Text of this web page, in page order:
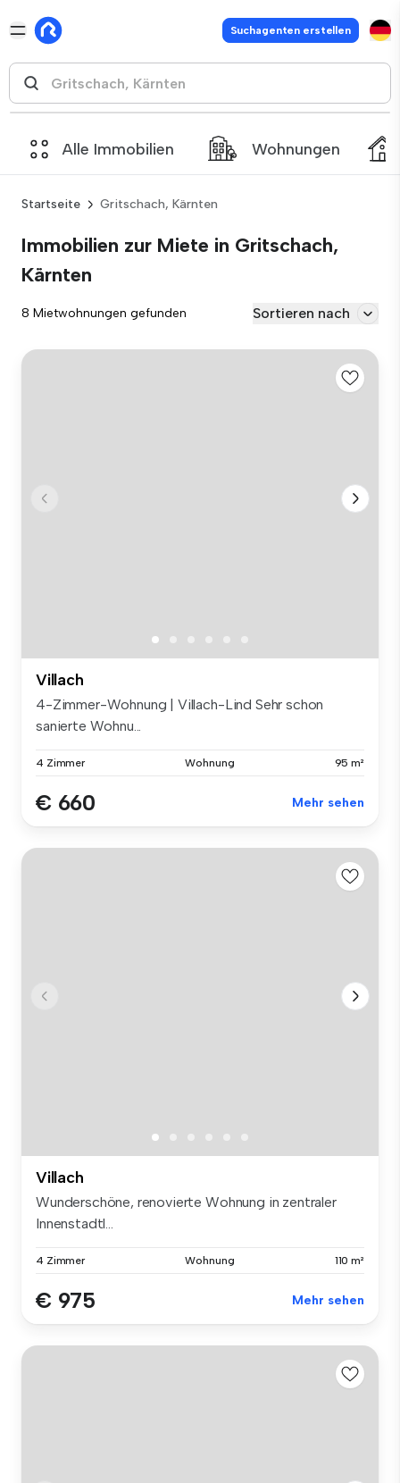
Suchagenten erstellen
Alle Immobilien Wohnungen
Startseite Gritschach, Kärnten
Immobilien zur Miete in Gritschach,
Kärnten
8 Mietwohnungen gefunden Sortieren nach
Villach
4-Zimmer-Wohnung | Villach-Lind Sehr schon
sanierte Wohnu...
4 Zimmer Wohnung 95 m²
€ 660 Mehr sehen
Villach
Wunderschöne, renovierte Wohnung in zentraler
Innenstadtl...
4 Zimmer Wohnung 110 m²
€ 975 Mehr sehen